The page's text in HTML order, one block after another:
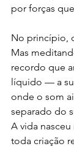
por forças
No princípio,
Mas
recordo que
líquido — a
onde o som
separado do
A vida nasceu
toda criação